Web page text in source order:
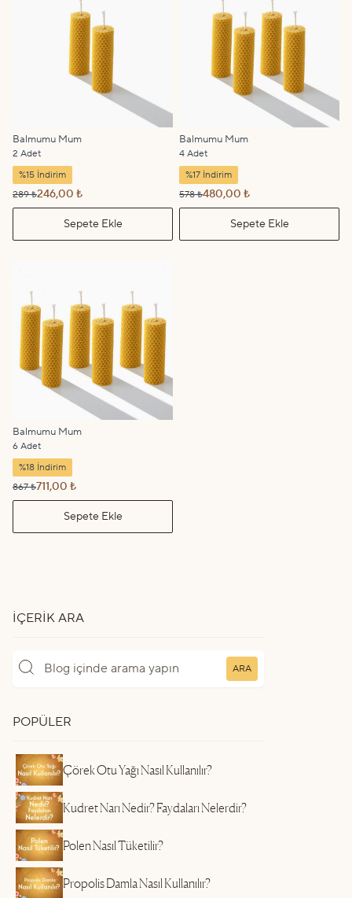
Balmumu Mum
2 Adet
%15 İndirim
289 ₺246,00 ₺
Sepete Ekle
Balmumu Mum
4 Adet
%17 İndirim
578 ₺480,00 ₺
Sepete Ekle
Balmumu Mum
6 Adet
%18 İndirim
867 ₺711,00 ₺
Sepete Ekle
İÇERIK ARA
ARA
POPÜLER
Çörek Otu Yağı Nasıl Kullanılır?
Kudret Narı Nedir? Faydaları Nelerdir?
Polen Nasıl Tüketilir?
Propolis Damla Nasıl Kullanılır?